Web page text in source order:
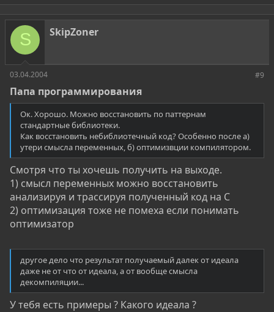
S SkipZoner
03.04.2004 #9
Папа программирования
Ок. Хорошо. Можно восстановить по паттернам
стандартные библиотеки.
Как восстановить небиблиотечный код? Особенно после а)
утери смысла переменных, б) оптимизвции компилятором.
Смотря что ты хочешь получить на выходе.
1) смысл переменных можно восстановить
анализируя и трассируя полученный код на С
2) оптимизация тоже не помеха если понимать
оптимизатор
другое дело что результат получаемый далек от идеала
даже не от что от идеала, а от вообще смысла
декомпиляции...
У тебя есть примеры ? Какого идеала ?